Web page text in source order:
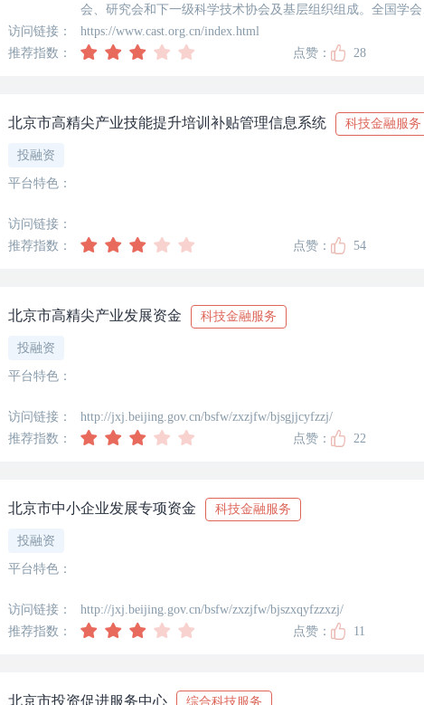
会、研究会和下一级科学技术协会及基层组织组成。全国学
员。各级地方学会、协会、研究会是同级地方科学技术协会的
访问链接：
https://www.cast.org.cn/index.html
推荐指数：
点赞： 28
北京市高精尖产业技能提升培训补贴管理信息系统 科技金融服务
投融资
平台特色：
访问链接：
推荐指数：
点赞： 54
北京市高精尖产业发展资金 科技金融服务
投融资
平台特色：
访问链接：
http://jxj.beijing.gov.cn/bsfw/zxzjfw/bjsgjjcyfzzj/
推荐指数：
点赞： 22
北京市中小企业发展专项资金 科技金融服务
投融资
平台特色：
访问链接：
http://jxj.beijing.gov.cn/bsfw/zxzjfw/bjszxqyfzzxzj/
推荐指数：
点赞： 11
北京市投资促进服务中心 综合科技服务